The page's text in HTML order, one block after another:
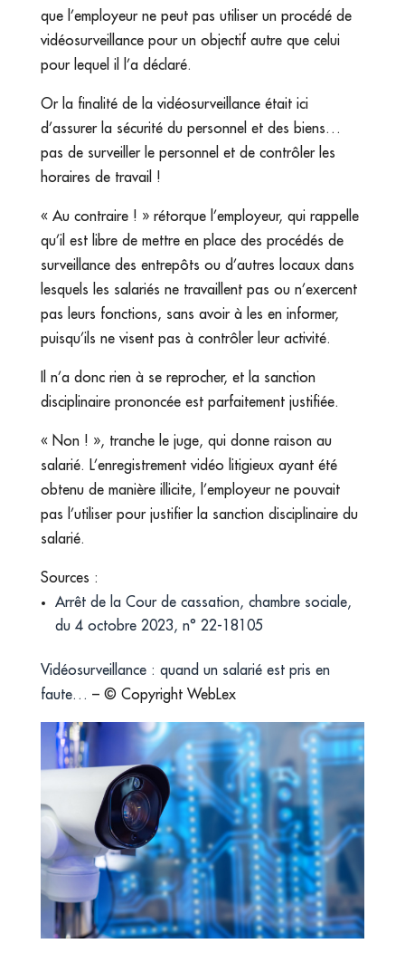
que l’employeur ne peut pas utiliser un procédé de
vidéosurveillance pour un objectif autre que celui
pour lequel il l’a déclaré.
Or la finalité de la vidéosurveillance était ici
d’assurer la sécurité du personnel et des biens…
pas de surveiller le personnel et de contrôler les
horaires de travail !
« Au contraire ! » rétorque l’employeur, qui rappelle
qu’il est libre de mettre en place des procédés de
surveillance des entrepôts ou d’autres locaux dans
lesquels les salariés ne travaillent pas ou n’exercent
pas leurs fonctions, sans avoir à les en informer,
puisqu’ils ne visent pas à contrôler leur activité.
Il n’a donc rien à se reprocher, et la sanction
disciplinaire prononcée est parfaitement justifiée.
« Non ! », tranche le juge, qui donne raison au
salarié. L’enregistrement vidéo litigieux ayant été
obtenu de manière illicite, l’employeur ne pouvait
pas l’utiliser pour justifier la sanction disciplinaire du
salarié.
Sources :
Arrêt de la Cour de cassation, chambre sociale,
du 4 octobre 2023, n° 22-18105
Vidéosurveillance : quand un salarié est pris en
faute… – © Copyright WebLex